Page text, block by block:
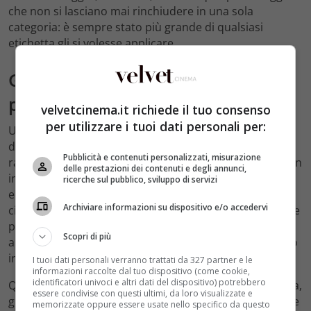
che non si lasciano mai rinchiudere in una sola
categoria: è sempre stato più grande di qualsiasi
etichetta gli si volesse applicare.
Gli investimenti immobiliari: il
patrimonio che nessuno racconta
Uno degli aspetti meno noti — e più interessanti —
della storia economica di Schwarzenegger è il suo
rapporto con il mattone. Arnold ha iniziato a investire in
immobili a Los Angeles già negli anni Settanta, quando
era ancora lontano dal grande successo
cinematografico. Con i proventi del bodybuilding e delle
prime apparizioni pubbliche, acquistò il suo primo
appartamento in affitto, poi un secondo, poi un edificio
intero.
Questa strategia, avviata con anticipo rispetto alla fama,
gli ha permesso di costruire un patrimonio immobiliare
velvetcinema.it richiede il tuo consenso
per utilizzare i tuoi dati personali per:
Pubblicità e contenuti personalizzati, misurazione
delle prestazioni dei contenuti e degli annunci,
ricerche sul pubblico, sviluppo di servizi
Archiviare informazioni su dispositivo e/o accedervi
Scopri di più
I tuoi dati personali verranno trattati da 327 partner e le
informazioni raccolte dal tuo dispositivo (come cookie,
identificatori univoci e altri dati del dispositivo) potrebbero
essere condivise con questi ultimi, da loro visualizzate e
memorizzate oppure essere usate nello specifico da questo